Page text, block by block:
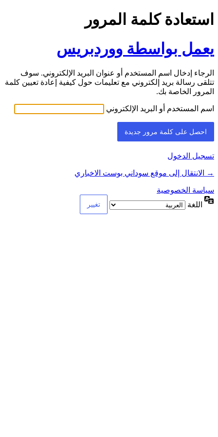
استعادة كلمة المرور
يعمل بواسطة ووردبريس
الرجاء إدخال اسم المستخدم أو عنوان البريد الإلكتروني. سوف
تتلقى رسالة بريد إلكتروني مع تعليمات حول كيفية إعادة تعيين كلمة
المرور الخاصة بك.
اسم المستخدم أو البريد الإلكتروني
تسجيل الدخول
→ الانتقال إلى موقع سوداني بوست الاخباري
سياسة الخصوصية
اللغة